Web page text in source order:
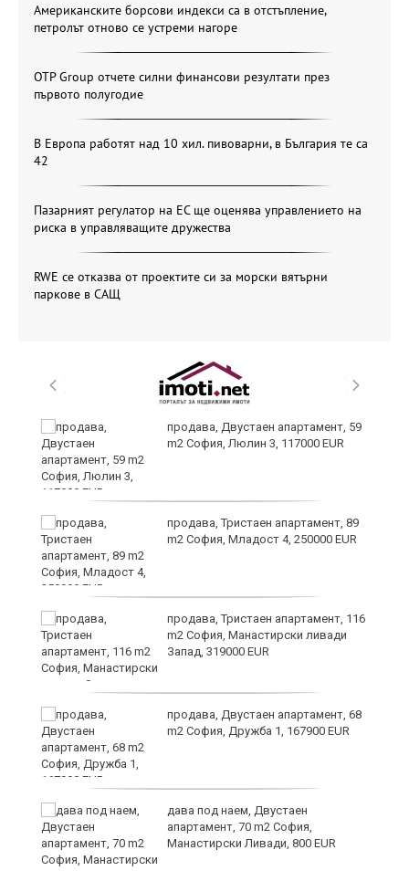
Американските борсови индекси са в отстъпление,
петролът отново се устреми нагоре
OTP Group отчете силни финансови резултати през
първото полугодие
В Европа работят над 10 хил. пивоварни, в България те са
42
Пазарният регулатор на ЕС ще оценява управлението на
риска в управляващите дружества
RWE се отказва от проектите си за морски вятърни
паркове в САЩ
продава, Двустаен апартамент, 59
m2 София, Люлин 3, 117000 EUR
продава, Тристаен апартамент, 89
m2 София, Младост 4, 250000 EUR
продава, Тристаен апартамент, 116
m2 София, Манастирски ливади
Запад, 319000 EUR
продава, Двустаен апартамент, 68
m2 София, Дружба 1, 167900 EUR
дава под наем, Двустаен
апартамент, 70 m2 София,
Манастирски Ливади, 800 EUR